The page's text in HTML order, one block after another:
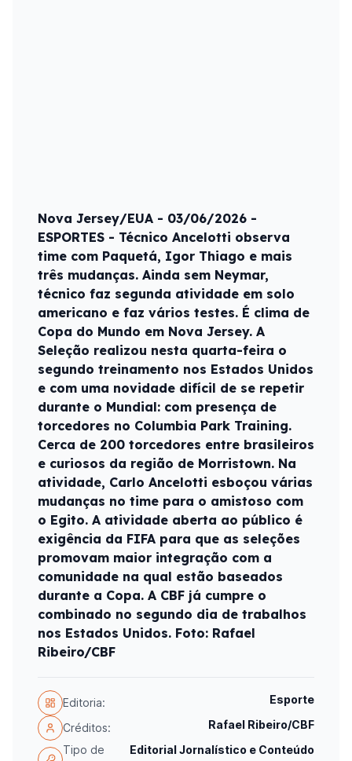
Nova Jersey/EUA - 03/06/2026 -
ESPORTES - Técnico Ancelotti observa
time com Paquetá, Igor Thiago e mais
três mudanças. Ainda sem Neymar,
técnico faz segunda atividade em solo
americano e faz vários testes. É clima de
Copa do Mundo em Nova Jersey. A
Seleção realizou nesta quarta-feira o
segundo treinamento nos Estados Unidos
e com uma novidade difícil de se repetir
durante o Mundial: com presença de
torcedores no Columbia Park Training.
Cerca de 200 torcedores entre brasileiros
e curiosos da região de Morristown. Na
atividade, Carlo Ancelotti esboçou várias
mudanças no time para o amistoso com
o Egito. A atividade aberta ao público é
exigência da FIFA para que as seleções
promovam maior integração com a
comunidade na qual estão baseados
durante a Copa. A CBF já cumpre o
combinado no segundo dia de trabalhos
nos Estados Unidos. Foto: Rafael
Ribeiro/CBF
Editoria: Esporte
Créditos:
Rafael Ribeiro/CBF
Tipo de
Editorial Jornalístico e Conteúdo